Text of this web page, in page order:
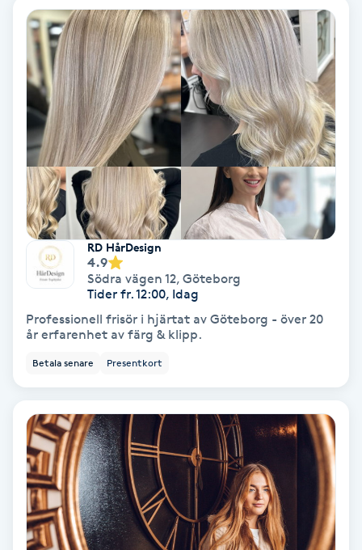
Hälsprickor
Idrottsmassage
IPL
IPL hårborttagning
IR-massage
Japansk massage
Kemisk peeling
Keratinbehandling
Kinesiologi
RD HårDesign
4.9
Södra vägen 12, Göteborg
Tider fr. 12:00, Idag
Professionell frisör i hjärtat av Göteborg - över 20
år erfarenhet av färg & klipp.
Betala senare Presentkort